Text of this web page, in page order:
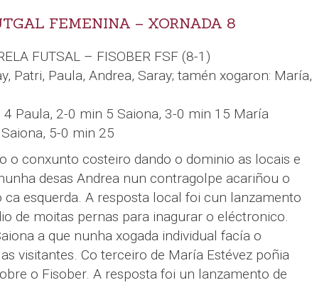
FEMENINA – XORNADA 8
FUTSAL – FISOBER FSF (8-1)
Patri, Paula, Andrea, Saray; tamén xogaron: María,
4 Paula, 2-0 min 5 Saiona, 3-0 min 15 María
5-0 min 25
o conxunto costeiro dando o dominio as locais e
desas Andrea nun contragolpe acariñou o
esquerda. A resposta local foi cun lanzamento
de moitas pernas para inagurar o eléctronico.
a que nunha xogada individual facía o
visitantes. Co terceiro de María Estévez poñia
o Fisober. A resposta foi un lanzamento de